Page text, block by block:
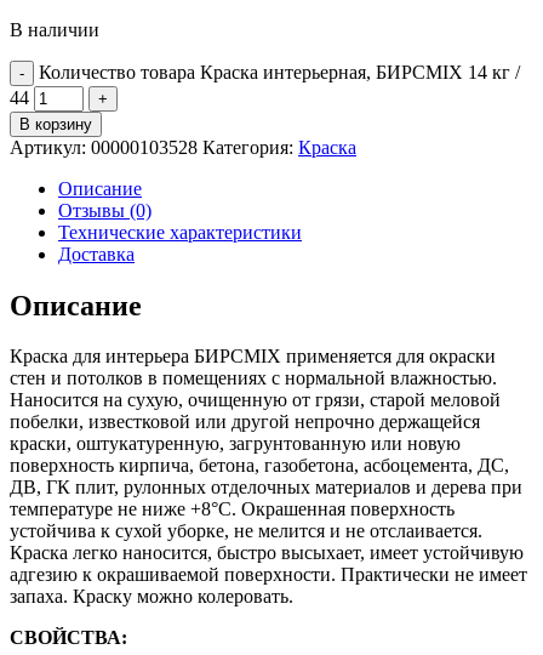
В наличии
Количество товара Краска интерьерная, БИРСMIX 14 кг /
44
В корзину
Артикул: 00000103528 Категория: Краска
Описание
Отзывы (0)
Технические характеристики
Доставка
Описание
Краска для интерьера БИРСMIX применяется для окраски
стен и потолков в помещениях с нормальной влажностью.
Наносится на сухую, очищенную от грязи, старой меловой
побелки, известковой или другой непрочно держащейся
краски, оштукатуренную, загрунтованную или новую
поверхность кирпича, бетона, газобетона, асбоцемента, ДС,
ДВ, ГК плит, рулонных отделочных материалов и дерева при
температуре не ниже +8°С. Окрашенная поверхность
устойчива к сухой уборке, не мелится и не отслаивается.
Краска легко наносится, быстро высыхает, имеет устойчивую
адгезию к окрашиваемой поверхности. Практически не имеет
запаха. Краску можно колеровать.
СВОЙСТВА: